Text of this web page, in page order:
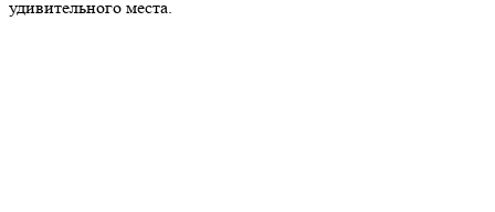
удивительного места.